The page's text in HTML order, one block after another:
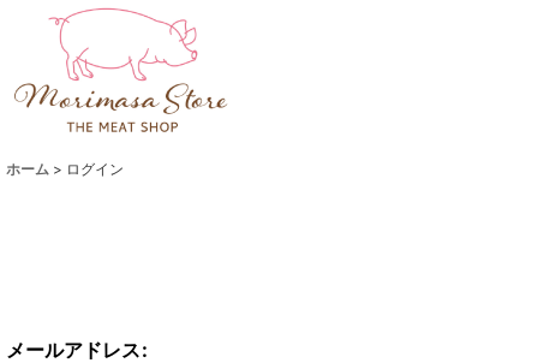
ホーム > ログイン
メールアドレス: